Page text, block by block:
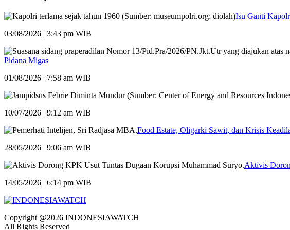
Isu Ganti
03/08/2026 | 3:43 pm WIB
Pidana Migas
01/08/2026 | 7:58 am WIB
10/07/2026 | 9:12 am WIB
Food Estate, Oligarki Sawit, dan Krisis
28/05/2026 | 9:06 am WIB
Aktivis
14/05/2026 | 6:14 pm WIB
Copyright @2026 INDONESIAWATCH
All Rights Reserved